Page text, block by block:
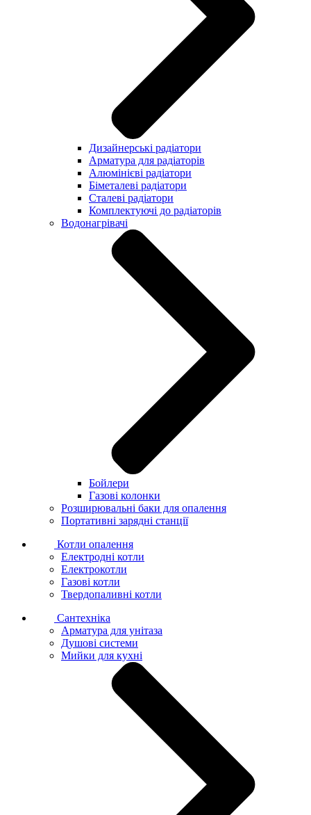
Дизайнерські радіатори
Арматура для радіаторів
Алюмінієві радіатори
Біметалеві радіатори
Сталеві радіатори
Комплектуючі до радіаторів
Водонагрівачі
Бойлери
Газові колонки
Розширювальні баки для опалення
Портативні зарядні станції
Котли опалення
Електродні котли
Електрокотли
Газові котли
Твердопаливні котли
Сантехніка
Арматура для унітаза
Душові системи
Мийки для кухні